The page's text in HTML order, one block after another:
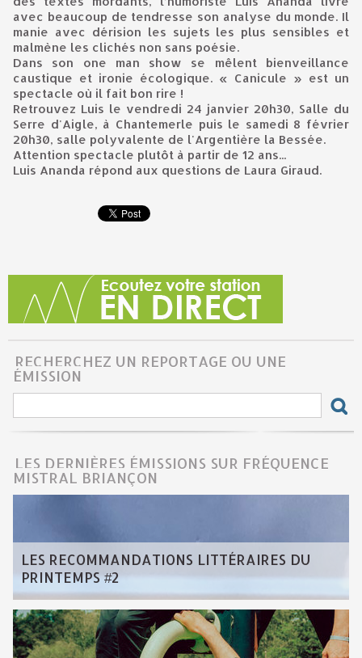
avec beaucoup de tendresse son analyse du monde. Il
manie avec dérision les sujets les plus sensibles et
malmène les clichés non sans poésie.
Dans son one man show se mêlent bienveillance
caustique et ironie écologique. « Canicule » est un
spectacle où il fait bon rire !
Retrouvez Luis le vendredi 24 janvier 20h30, Salle du
Serre d'Aigle, à Chantemerle puis le samedi 8 février
20h30, salle polyvalente de l'Argentière la Bessée.
Attention spectacle plutôt à partir de 12 ans...
Luis Ananda répond aux questions de Laura Giraud.
RECHERCHEZ UN REPORTAGE OU UNE
ÉMISSION
LES DERNIÈRES ÉMISSIONS SUR FRÉQUENCE
MISTRAL BRIANÇON
LES RECOMMANDATIONS LITTÉRAIRES DU
PRINTEMPS #2